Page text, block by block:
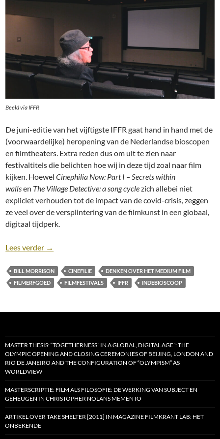
Beeld via IFFR
De juni-editie van het vijftigste IFFR gaat hand in hand met de
(voorwaardelijke) heropening van de Nederlandse bioscopen
en filmtheaters. Extra reden dus om uit te zien naar
festivaltitels die belichten hoe wij in deze tijd zoal naar film
kijken. HoewelCinephilia Now: Part I – Secrets within
wallsen The Village Detective: a song cyclezich allebei niet
expliciet verhouden tot de impact van de covid-crisis, zeggen
ze veel over de versplintering van de filmkunst in een globaal,
digitaal tijdperk.
Lees verder IFFR 2021 Juni-editie: Terug naar de bioscoop (?)
→
BILL MORRISON CINEFILIE
DENKEN OVER HET MEDIUM FILM
FILMERFGOED
FILMFESTIVALS IFFR INDEBIOSCOOP
MASTER THESIS: “TOGETHERNESS” IN A GLOBAL, DIGITAL AGE”: THE
OLYMPIC OPENING AND CLOSING CEREMONIES OF BEIJING, LONDON AND
RIO DE JANEIRO AND THE CONFIGURATION OF “OLYMPISM” AS
WORLDVIEW
MASTERSCRIPTIE: FILM ALS FILOSOFIE: DE WERKING VAN SUBJECT EN
GEHEUGEN IN CHRISTOPHER NOLANS MEMENTO
ARTIKEL OVER TAKE SHELTER [2011] IN MAGAZINE FILMKRANT LAB: HET
ONBEKENDE